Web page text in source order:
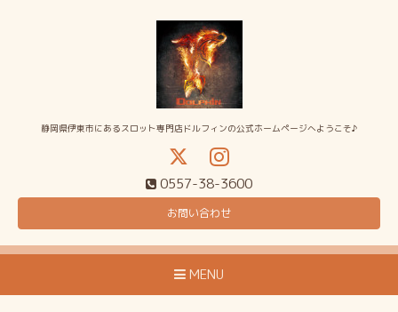
静岡県伊東市にあるスロット専門店ドルフィンの公式ホームページへようこそ♪
0557-38-3600
お問い合わせ
MENU